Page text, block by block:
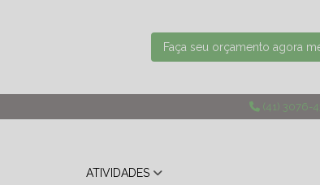
Faça seu orçamento agora
(41) 3076-
ATIVIDADES